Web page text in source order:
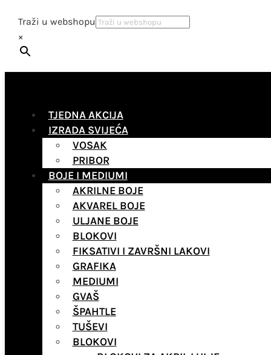
Traži u webshopu
×
TJEDNA AKCIJA
IZRADA SVIJEĆA
VOSAK
PRIBOR
BOJE I MEDIUMI
AKRILNE BOJE
AKVAREL BOJE
ULJANE BOJE
BLOKOVI
FIKSATIVI I ZAVRŠNI LAKOVI
GRAFIKA
MEDIUMI
GVAŠ
ŠPAHTLE
TUŠEVI
BLOKOVI